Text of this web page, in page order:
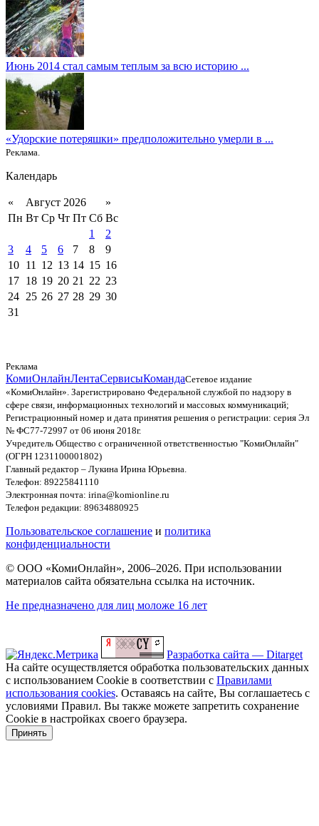
Июнь 2014 стал самым теплым за всю историю ...
«Удорские потеряшки» предположительно умерли в ...
Реклама.
Календарь
« Август 2026
»
Пн Вт Ср Чт Пт Сб Вс
1
2
3
4 5 6 7 8
9
10 11 12 13 14 15 16
17 18 19 20 21 22 23
24 25 26 27 28 29 30
31
Реклама
КомиОнлайнЛентаСервисыКомандаСетевое издание
«КомиОнлайн». Зарегистрировано Федеральной службой по надзору в
сфере связи, информационных технологий и массовых коммуникаций;
Регистрационный номер и дата принятия решения о регистрации: серия Эл
№ ФС77-72997 от 06 июня 2018г.
Учредитель Общество с ограниченной ответственностью "КомиОнлайн"
(ОГРН 1231100001802)
Главный редактор – Лукина Ирина Юрьевна.
Телефон: 89225841110
Электронная почта: irina@komionline.ru
Телефон редакции: 89634880925
Пользовательское соглашение и политика
конфиденциальности
© ООО «КомиОнлайн», 2006–2026. При использовании
материалов сайта обязательна ссылка на источник.
Не предназначено для лиц моложе 16 лет
Разработка сайта — Ditarget
На сайте осуществляется обработка пользовательских данных
с использованием Cookie в соответствии с Правилами
использования cookies. Оставаясь на сайте, Вы соглашаетесь с
условиями Правил. Вы также можете запретить сохранение
Cookie в настройках своего браузера.
Принять